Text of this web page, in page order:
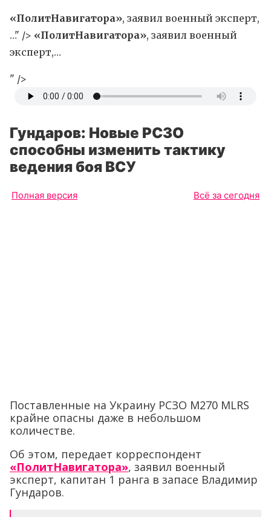
«ПолитНавигатора», заявил военный эксперт,
…" /> «ПолитНавигатора», заявил военный
эксперт,…
" />
Гундаров: Новые РСЗО
способны изменить тактику
ведения боя ВСУ
Полная версия Всё за сегодня
Поставленные на Украину РСЗО M270 MLRS
крайне опасны даже в небольшом
количестве.
Об этом, передает корреспондент
«ПолитНавигатора», заявил военный
эксперт, капитан 1 ранга в запасе Владимир
Гундаров.